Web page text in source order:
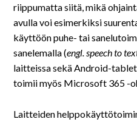
riippumatta siitä, mikä
avulla voi esimerkiksi
käyttöön puhe- tai
sanelemalla (engl. speech to
laitteissa sekä Android-
toimii myös Microsoft 365 -
Laitteiden